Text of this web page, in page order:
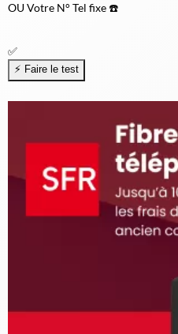
OUVotre N° Tel fixe ☎️
✅